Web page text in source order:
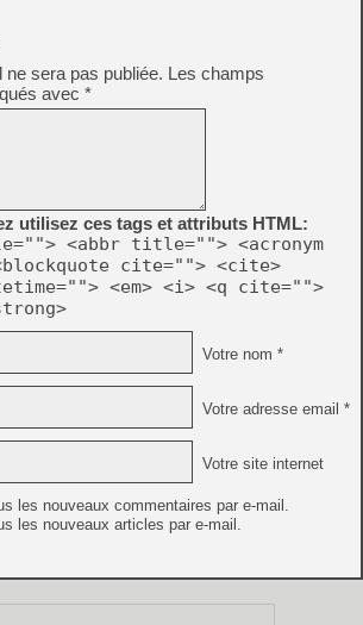
sera pas publiée. Les champs
avec *
utilisez ces tags et attributs HTML:
<abbr title=""> <acronym
cite=""> <cite>
<em> <i> <q cite="">
Votre nom *
Votre adresse email *
Votre site internet
les nouveaux commentaires par e-mail.
les nouveaux articles par e-mail.